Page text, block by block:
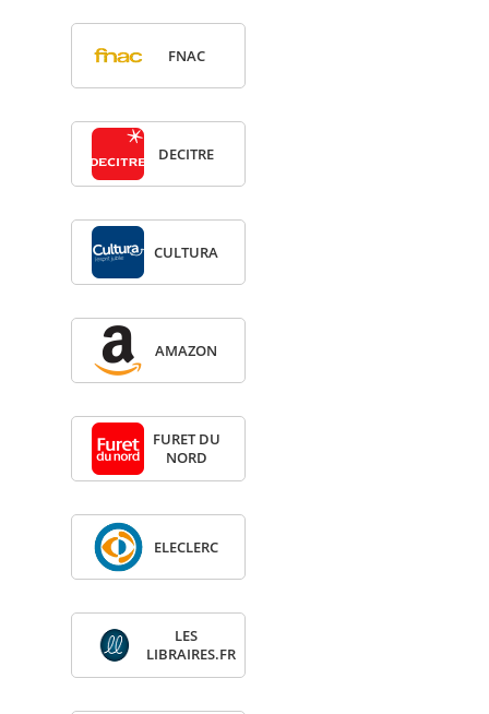
FNAC
DECITRE
CULTURA
AMA­ZON
FURET DU
NORD
ELE­CLERC
LES
LIBRAIRES.FR